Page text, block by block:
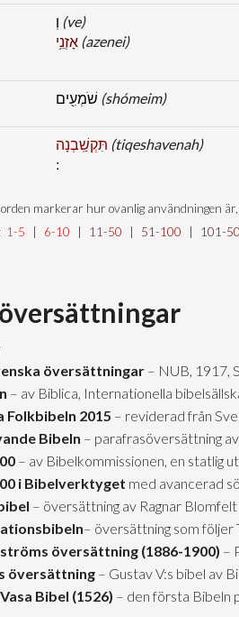
(ve)
(azenei)
(shómeim)
(tiqeshavenah)
markerar hur ovanlig användningen
1-5 6-10 11-50 51-100 101-
översättningar – NUB, 1917,
– av Biblica, Internationella
Folkbibeln 2015 – reviderad från
Bibeln – parafrasöversättning
– av Bibelkommissionen, en statlig
i Bibelverktyget med avancerad
– översättning av Ragnar Blomfelt
– översättning som följer
översättning (1886-1900) –
översättning – Gustav V:s bibel av
Bibel (1526) – den första Bibeln